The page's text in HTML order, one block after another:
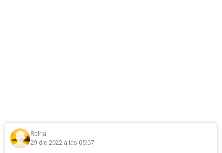
Reina
29 dic 2022 a las 05:07